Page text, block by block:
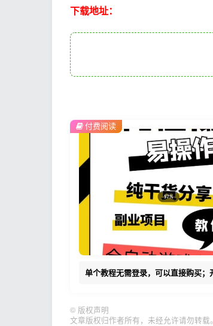
下载地址：
单个教程无需登录，可以直接购买；
付费阅读
© 版权声明
文章版权归作者所有，未经允许请勿转载。